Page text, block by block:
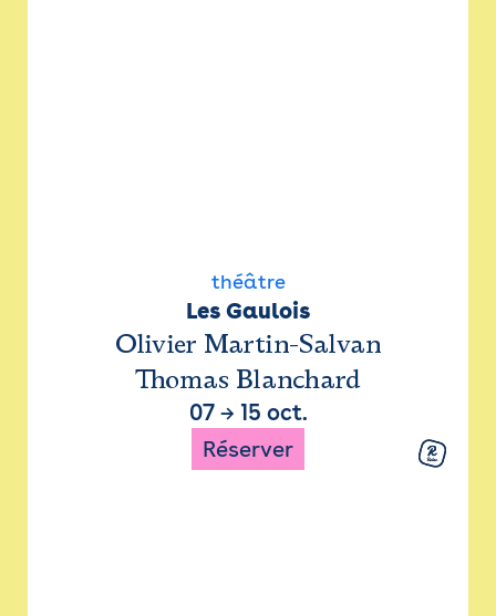
théâtre
Les Gaulois
Olivier Martin-Salvan
Thomas Blanchard
07→ 15 oct.
Réserver